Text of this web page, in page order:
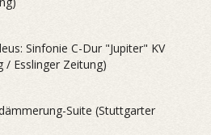
Sinfonie C-Dur "Jupiter" KV
/ Esslinger Zeitung)
Suite (Stuttgarter